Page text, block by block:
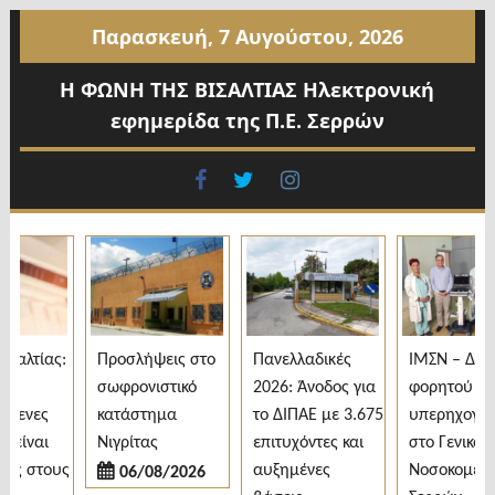
περιεχόμενο
Παρασκευή, 7 Αυγούστου, 2026
Η ΦΩΝΗ ΤΗΣ ΒΙΣΑΛΤΙΑΣ Ηλεκτρονική
εφημερίδα της Π.Ε. Σερρών
facebook
twitter
στους
Προσλήψεις στο
σωφρονιστικό
κατάστημα
Νιγρίτας
06/08/2026
Πανελλαδικές
2026: Άνοδος για
το ΔΙΠΑΕ με 3.675
επιτυχόντες και
αυξημένες
ΙΜΣΝ – Δωρεά
φορητού
στο Γενικό
Νοσοκομείο